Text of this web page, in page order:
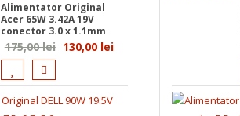
Alimentator Original
Acer 65W 3.42A 19V
conector 3.0 x 1.1mm
175,00lei Prețul
a
fost:
130,00 leiPrețul
este: